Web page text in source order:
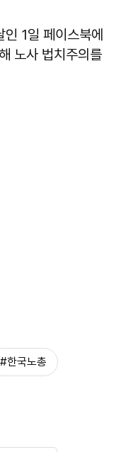
1일 페이스북에
노사 법치주의를
#한국노총